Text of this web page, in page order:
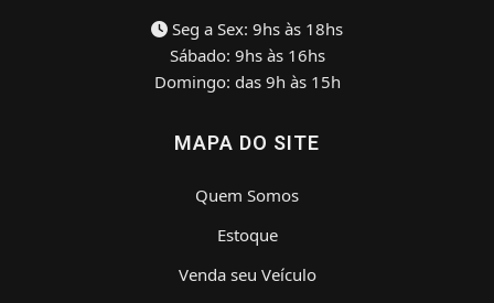
Seg a Sex: 9hs às 18hs
Sábado: 9hs às 16hs
Domingo: das 9h às 15h
MAPA DO SITE
Quem Somos
Estoque
Venda seu Veículo